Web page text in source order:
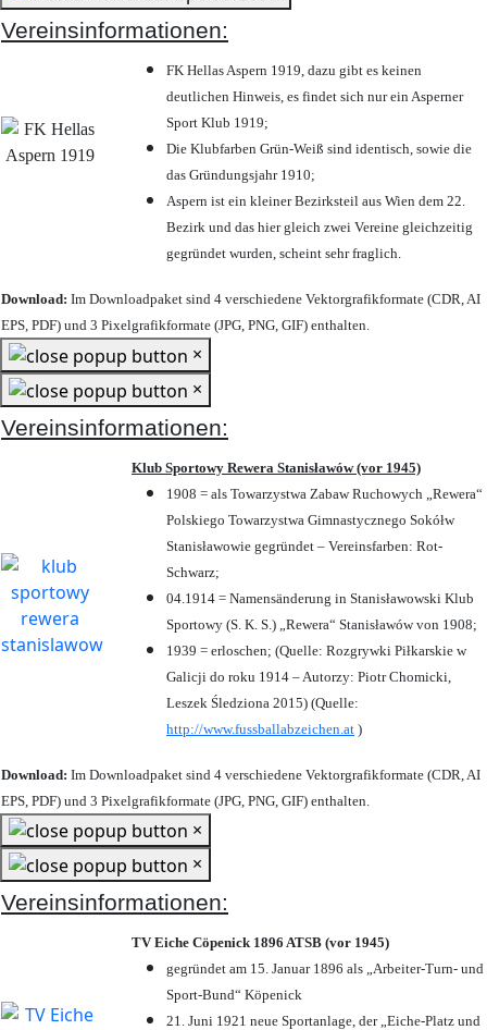
Vereinsinformationen:
FK Hellas Aspern 1919, dazu gibt es keinen
deutlichen Hinweis, es findet sich nur ein Asperner
Sport Klub 1919;
Die Klubfarben Grün-Weiß sind identisch, sowie die
das Gründungsjahr 1910;
Aspern ist ein kleiner Bezirksteil aus Wien dem 22.
Bezirk und das hier gleich zwei Vereine gleichzeitig
gegründet wurden, scheint sehr fraglich.
Download: Im Downloadpaket sind 4 verschiedene Vektorgrafikformate (CDR, AI
EPS, PDF) und 3 Pixelgrafikformate (JPG, PNG, GIF) enthalten.
×
×
Vereinsinformationen:
Klub Sportowy Rewera Stanisławów (vor 1945)
1908 = als Towarzystwa Zabaw Ruchowych „Rewera“
Polskiego Towarzystwa Gimnastycznego Sokółw
Stanisławowie gegründet – Vereinsfarben: Rot-
Schwarz;
04.1914 = Namensänderung in Stanisławowski Klub
Sportowy (S. K. S.) „Rewera“ Stanisławów von 1908;
1939 = erloschen; (Quelle: Rozgrywki Piłkarskie w
Galicji do roku 1914 – Autorzy: Piotr Chomicki,
Leszek Śledziona 2015) (Quelle:
http://www.fussballabzeichen.at )
Download: Im Downloadpaket sind 4 verschiedene Vektorgrafikformate (CDR, AI
EPS, PDF) und 3 Pixelgrafikformate (JPG, PNG, GIF) enthalten.
×
×
Vereinsinformationen:
TV Eiche Cöpenick 1896 ATSB (vor 1945)
gegründet am 15. Januar 1896 als „Arbeiter-Turn- und
Sport-Bund“ Köpenick
21. Juni 1921 neue Sportanlage, der „Eiche-Platz und